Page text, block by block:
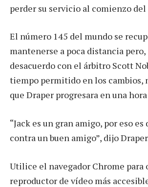
perder su servicio al comienzo del
El número 145 del mundo se
mantenerse a poca distancia pero,
desacuerdo con el árbitro Scott
tiempo permitido en los cambios,
que Draper progresara en una
“Jack es un gran amigo, por eso
contra un buen amigo”, dijo
Utilice el navegador Chrome para
reproductor de vídeo más